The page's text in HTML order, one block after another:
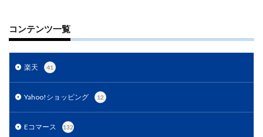
コンテンツ一覧
楽天 41
Yahoo!ショッピング 12
Eコマース 132